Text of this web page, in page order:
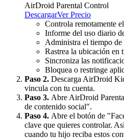
AirDroid Parental Control
DescargarVer Precio
Controla remotamente
Informe del uso diario
Administra el tiempo de
Rastrea la ubicación en
Sincroniza las
Bloquea o restringe
Paso 2. Descarga AirDroid
vincula con tu cuenta.
Paso 3. Abre AirDroid
de contenido social".
Paso 4. Abre el botón de
clave que quieres controlar.
cuando tu hijo reciba estos